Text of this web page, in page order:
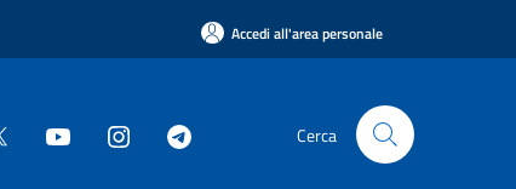
Accedi all'area personale
Cerca